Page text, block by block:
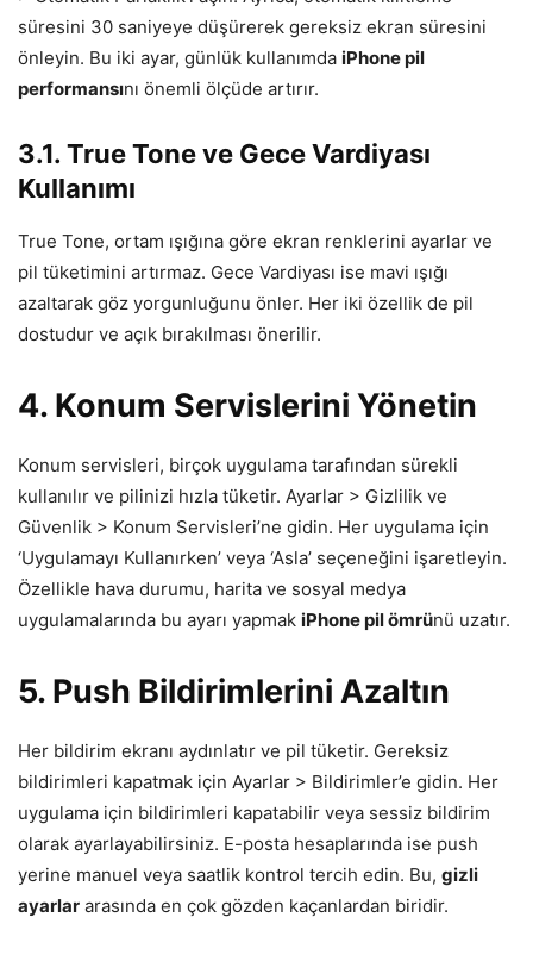
süresini 30 saniyeye düşürerek gereksiz ekran süresini
önleyin. Bu iki ayar, günlük kullanımda iPhone pil
performansını önemli ölçüde artırır.
3.1. True Tone ve Gece Vardiyası
Kullanımı
True Tone, ortam ışığına göre ekran renklerini ayarlar ve
pil tüketimini artırmaz. Gece Vardiyası ise mavi ışığı
azaltarak göz yorgunluğunu önler. Her iki özellik de pil
dostudur ve açık bırakılması önerilir.
4. Konum Servislerini Yönetin
Konum servisleri, birçok uygulama tarafından sürekli
kullanılır ve pilinizi hızla tüketir. Ayarlar > Gizlilik ve
Güvenlik > Konum Servisleri’ne gidin. Her uygulama için
‘Uygulamayı Kullanırken’ veya ‘Asla’ seçeneğini işaretleyin.
Özellikle hava durumu, harita ve sosyal medya
uygulamalarında bu ayarı yapmak iPhone pil ömrünü uzatır.
5. Push Bildirimlerini Azaltın
Her bildirim ekranı aydınlatır ve pil tüketir. Gereksiz
bildirimleri kapatmak için Ayarlar > Bildirimler’e gidin. Her
uygulama için bildirimleri kapatabilir veya sessiz bildirim
olarak ayarlayabilirsiniz. E-posta hesaplarında ise push
yerine manuel veya saatlik kontrol tercih edin. Bu, gizli
ayarlar arasında en çok gözden kaçanlardan biridir.